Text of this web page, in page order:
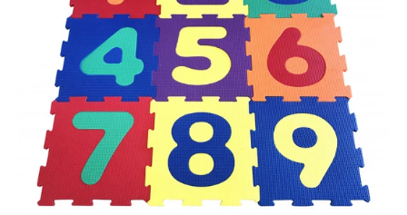
Medien
1
in
Galerieansicht
öffnen